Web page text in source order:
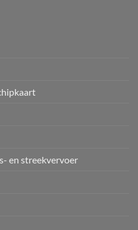
en streekvervoer